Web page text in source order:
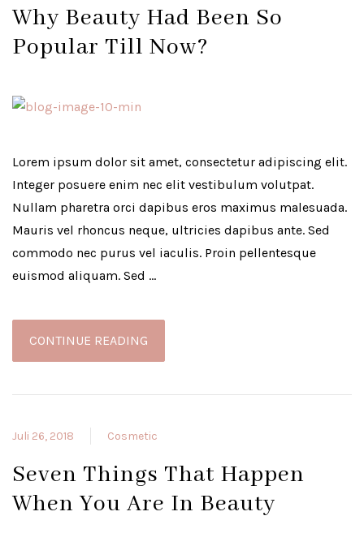
Why Beauty Had Been So
Popular Till Now?
Lorem ipsum dolor sit amet, consectetur adipiscing elit.
Integer posuere enim nec elit vestibulum volutpat.
Nullam pharetra orci dapibus eros maximus malesuada.
Mauris vel rhoncus neque, ultricies dapibus ante. Sed
commodo nec purus vel iaculis. Proin pellentesque
euismod aliquam. Sed …
CONTINUE READING
Juli 26, 2018 Cosmetic
Seven Things That Happen
When You Are In Beauty